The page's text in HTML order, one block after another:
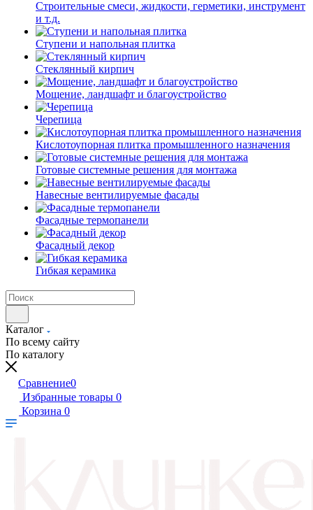
Строительные смеси, жидкости, герметики, инструмент
и т.д.
Ступени и напольная плитка
Cтеклянный кирпич
Мощение, ландшафт и благоустройство
Черепица
Кислотоупорная плитка промышленного назначения
Готовые системные решения для монтажа
Навесные вентилируемые фасады
Фасадные термопанели
Фасадный декор
Гибкая керамика
Каталог
По всему сайту
По каталогу
Сравнение0
Избранные товары 0
Корзина 0